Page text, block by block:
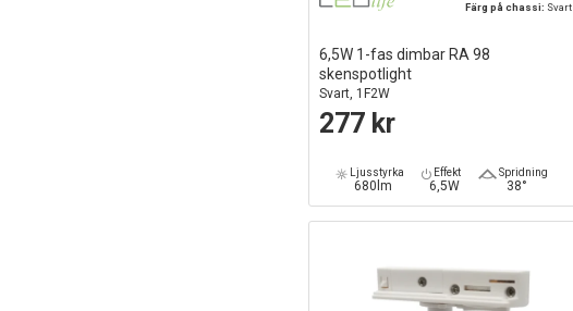
Färg på chassi: Svart
6,5W 1-fas dimbar RA 98
skenspotlight
Svart, 1F2W
277 kr
Ljusstyrka
680lm
Effekt
6,5W
Spridning
38°